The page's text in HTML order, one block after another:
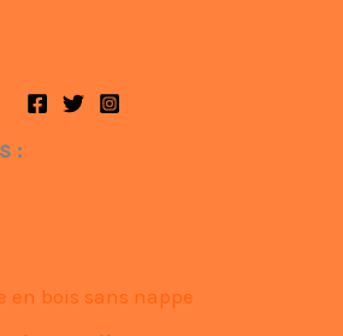
:
en bois sans nappe